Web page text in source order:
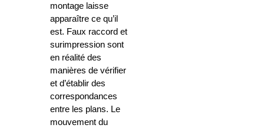
montage laisse
apparaître ce qu’il
est. Faux raccord et
surimpression sont
en réalité des
manières de vérifier
et d’établir des
correspondances
entre les plans. Le
mouvement du